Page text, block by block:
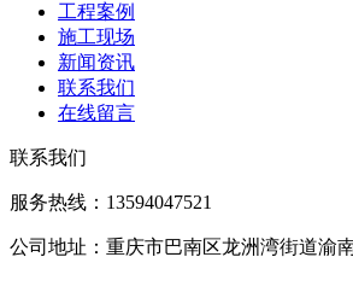
工程案例
施工现场
新闻资讯
联系我们
在线留言
联系我们
服务热线：13594047521
公司地址：重庆市巴南区龙洲湾街道渝